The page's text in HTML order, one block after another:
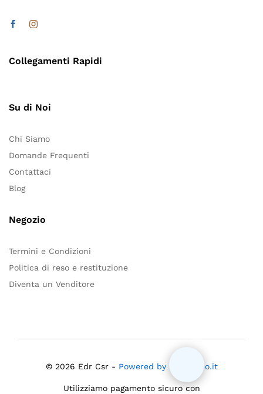
Collegamenti Rapidi
Su di Noi
Chi Siamo
Domande Frequenti
Contattaci
Blog
Negozio
Termini e Condizioni
Politica di reso e restituzione
Diventa un Venditore
© 2026 Edr Csr - Powered by Mloiacono.it
Utilizziamo pagamento sicuro con